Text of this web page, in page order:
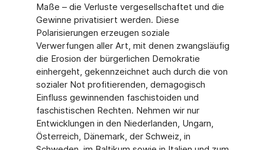
Maße – die Verluste vergesellschaftet und die
Gewinne privatisiert werden. Diese
Polarisierungen erzeugen soziale
Verwerfungen aller Art, mit denen zwangsläufig
die Erosion der bürgerlichen Demokratie
einhergeht, gekennzeichnet auch durch die von
sozialer Not profitierenden, demagogisch
Einfluss gewinnenden faschistoiden und
faschistischen Rechten. Nehmen wir nur
Entwicklungen in den Niederlanden, Ungarn,
Österreich, Dänemark, der Schweiz, in